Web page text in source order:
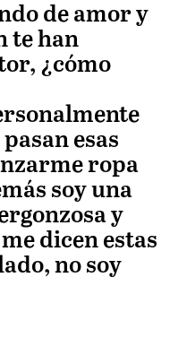
de amor y
te han
¿cómo
esas
ropa
soy una
y
dicen estas
no soy